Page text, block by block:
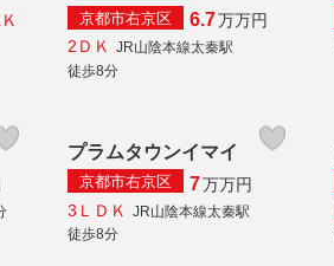
京都市右京区 6.7万万円
2ＤＫ JR山陰本線太秦駅
徒歩8分
プラムタウンイマイ
京都市右京区 7万万円
3ＬＤＫ
JR山陰本線太秦駅
徒歩8分